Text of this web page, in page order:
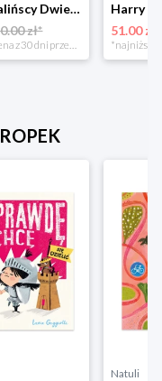
Przeplatalińscy Dwie siostry
zł*
*najniższa cena z 30 dni przed obniżką
51.00 zł
Natuli